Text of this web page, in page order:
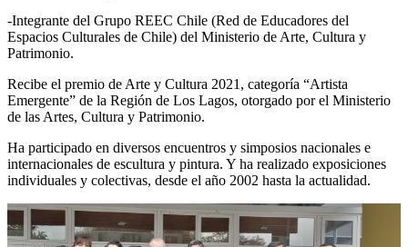
-Integrante del Grupo REEC Chile (Red de Educadores del
Espacios Culturales de Chile) del Ministerio de Arte, Cultura y
Patrimonio.
Recibe el premio de Arte y Cultura 2021, categoría “Artista
Emergente” de la Región de Los Lagos, otorgado por el Ministerio
de las Artes, Cultura y Patrimonio.
Ha participado en diversos encuentros y simposios nacionales e
internacionales de escultura y pintura. Y ha realizado exposiciones
individuales y colectivas, desde el año 2002 hasta la actualidad.